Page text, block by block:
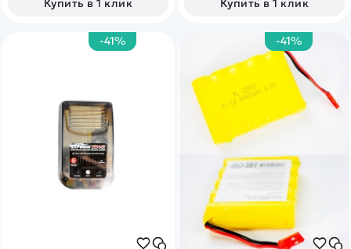
Купить в 1 клик
Купить в 1 клик
-41% -41%